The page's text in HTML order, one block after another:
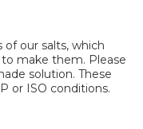
our salts, which
make them. Please
solution. These
or ISO conditions.